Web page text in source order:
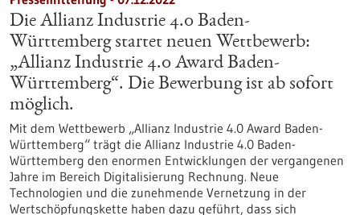
Die Allianz Industrie 4.0 Baden-
Württemberg startet neuen Wettbewerb:
„Allianz Industrie 4.0 Award Baden-
Württemberg“. Die Bewerbung ist ab sofort
möglich.
Mit dem Wettbewerb „Allianz Industrie 4.0 Award Baden-
Württemberg“ trägt die Allianz Industrie 4.0 Baden-
Württemberg den enormen Entwicklungen der vergangenen
Jahre im Bereich Digitalisierung Rechnung. Neue
Technologien und die zunehmende Vernetzung in der
Wertschöpfungskette haben dazu geführt, dass sich